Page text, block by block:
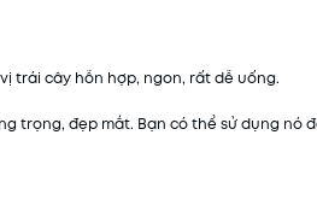
trái cây hỗn hợp, ngon, rất dễ uống.
trọng, đẹp mắt. Bạn có thể sử dụng nó